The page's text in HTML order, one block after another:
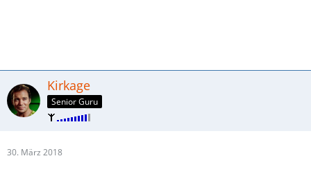
Kirkage
Senior Guru
30. März 2018